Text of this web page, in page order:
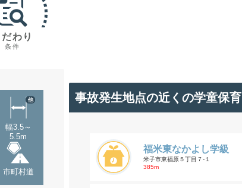
だわり
条件
幅3.5～
5.5m
他
市町村道
事故発生地点の近くの学童保育
福米東なかよし学級
米子市東福原５丁目７-１
385m